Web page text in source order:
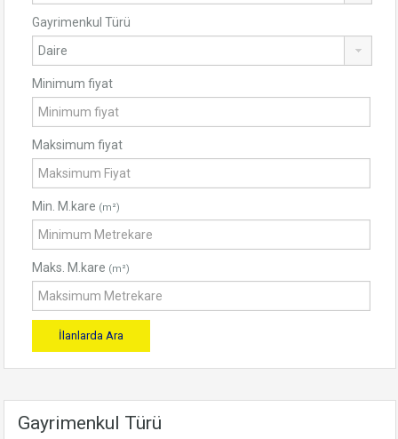
Gayrimenkul Türü
Minimum fiyat
Maksimum fiyat
Min. M.kare (m²)
Maks. M.kare (m²)
Gayrimenkul Türü